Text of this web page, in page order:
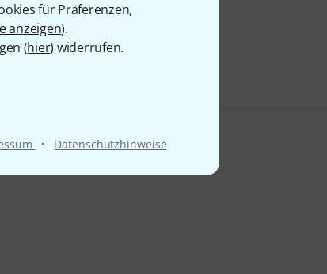
für Präferenzen,
anzeigen).
(hier) widerrufen.
· Datenschutzhinweise